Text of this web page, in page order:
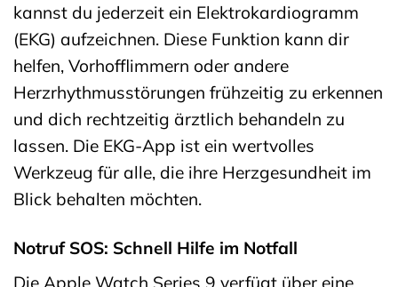
kannst du jederzeit ein Elektrokardiogramm
(EKG) aufzeichnen. Diese Funktion kann dir
helfen, Vorhofflimmern oder andere
Herzrhythmusstörungen frühzeitig zu erkennen
und dich rechtzeitig ärztlich behandeln zu
lassen. Die EKG-App ist ein wertvolles
Werkzeug für alle, die ihre Herzgesundheit im
Blick behalten möchten.
Notruf SOS: Schnell Hilfe im Notfall